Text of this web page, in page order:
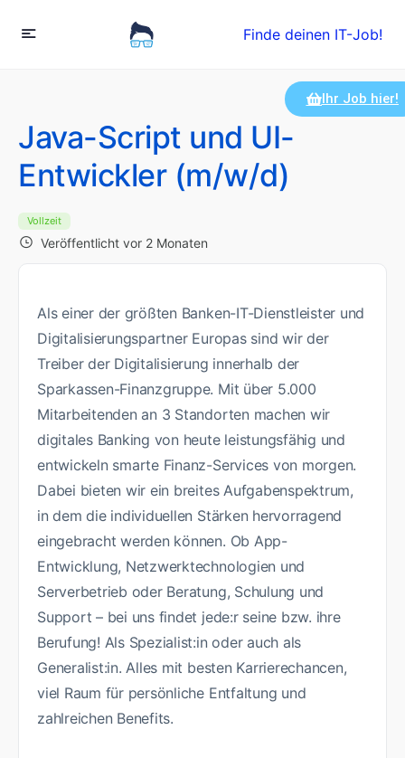
Finde deinen IT-Job!
Java-Script und UI-
Entwickler (m/w/d)
Vollzeit
Veröffentlicht vor 2 Monaten
Ihr Job hier!
Als einer der größten Banken-IT-Dienstleister und
Digitalisierungspartner Europas sind wir der
Treiber der Digitalisierung innerhalb der
Sparkassen-Finanzgruppe. Mit über 5.000
Mitarbeitenden an 3 Standorten machen wir
digitales Banking von heute leistungsfähig und
entwickeln smarte Finanz-Services von morgen.
Dabei bieten wir ein breites Aufgabenspektrum,
in dem die individuellen Stärken hervorragend
eingebracht werden können. Ob App-
Entwicklung, Netzwerktechnologien und
Serverbetrieb oder Beratung, Schulung und
Support – bei uns findet jede:r seine bzw. ihre
Berufung! Als Spezialist:in oder auch als
Generalist:in. Alles mit besten Karrierechancen,
viel Raum für persönliche Entfaltung und
zahlreichen Benefits.